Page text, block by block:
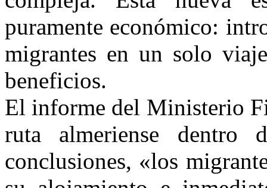
puramente económico:
migrantes en un solo
beneficios.
El informe del Ministerio
ruta almeriense dentro
conclusiones, «los